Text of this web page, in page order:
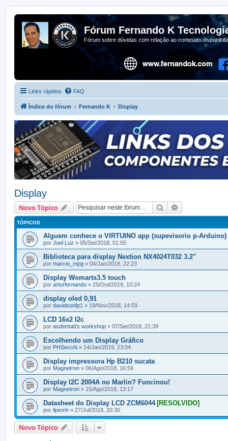
Fórum Fernando K
Fórum sobre dúvidas com relação ao conteúdo
Links rápidos FAQ
Índice do fórum Fernando K Display
Display
Novo Tópico Pesquisar
TÓPICOS
Alguem conhece o VIRTUINO app (supevisorio p-Arduino)
por Joel Luz » 05/Set/2018, 01:55
Biblioteca para display Nextion NX4024T032 3.2"
por marcio_mpg » 04/Jan/2019, 22:23
Display Womarts3.5 touch
por arturfernando » 25/Out/2019, 10:24
display oled 0,91
por davidsonfp1 » 19/Nov/2018, 14:59
LCD 16x2 I2c
por asdertoid's workshop » 07/Set/2018, 21:39
Escolhendo um Display Gráfico
por PHSecchi » 14/Jan/2019, 23:04
Display impressora Hp B210 sucata
por Magnetron » 06/Ago/2018, 16:59
Display I2C 2004A no Marlin? Funcinou!
por Magnetron » 15/Ago/2018, 13:17
Datasheet do Display LCD ZCM6044 [RESOLVIDO]
por lipemh » 27/Jul/2018, 20:30
Novo Tópico